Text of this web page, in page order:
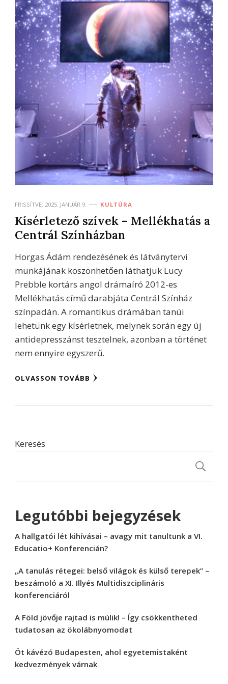
FRISSÍTVE: 2025. JANUÁR 9. KULTÚRA
Kísérletező szívek – Mellékhatás a
Centrál Színházban
Horgas Ádám rendezésének és látványtervi
munkájának köszönhetően láthatjuk Lucy
Prebble kortárs angol drámaíró 2012-es
Mellékhatás című darabjáta Centrál Színház
színpadán. A romantikus drámában tanúi
lehetünk egy kísérletnek, melynek során egy új
antidepresszánst tesztelnek, azonban a történet
nem ennyire egyszerű.
OLVASSON TOVÁBB
Keresés
Legutóbbi bejegyzések
A hallgatói lét kihívásai – avagy mit tanultunk a VI.
Educatio+ Konferencián?
„A tanulás rétegei: belső világok és külső terepek” –
beszámoló a XI. Illyés Multidiszciplináris
konferenciáról
A Föld jövője rajtad is múlik! – Így csökkentheted
tudatosan az ökolábnyomodat
Öt kávézó Budapesten, ahol egyetemistaként
kedvezmények várnak